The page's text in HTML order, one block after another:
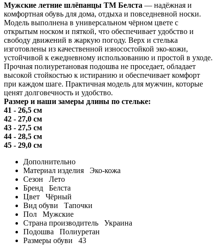
Мужские летние шлёпанцы ТМ Белста — надёжная и
комфортная обувь для дома, отдыха и повседневной носки.
Модель выполнена в универсальном чёрном цвете с
открытым носком и пяткой, что обеспечивает удобство и
свободу движений в жаркую погоду. Верх и стелька
изготовлены из качественной износостойкой эко-кожи,
устойчивой к ежедневному использованию и простой в уходе.
Прочная полиуретановая подошва не проседает, обладает
высокой стойкостью к истиранию и обеспечивает комфорт
при каждом шаге. Практичная модель для мужчин, которые
ценят долговечность и удобство.
Размер и наши замеры длины по стельке:
41 - 26,5 см
42 - 27,0 см
43 - 27,5 см
44 - 28,5 см
45 - 29,0 см
Дополнительно
Материал изделия
Эко-кожа
Сезон
Лето
Бренд
Белста
Цвет
Чёрный
Вид обуви
Тапочки
Пол
Мужские
Страна производитель
Украина
Подошва
Полиуретан
Размеры обуви
43